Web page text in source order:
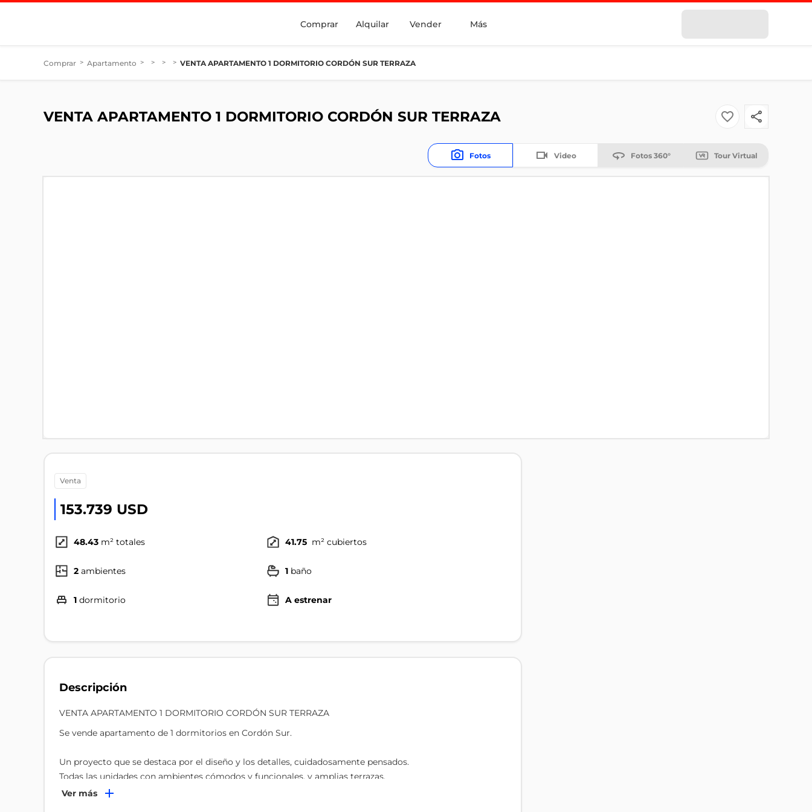
Comprar Alquilar Vender Más
Comprar > Apartamento > > > > VENTA APARTAMENTO 1 DORMITORIO CORDÓN SUR TERRAZA
VENTA APARTAMENTO 1 DORMITORIO CORDÓN SUR TERRAZA
Fotos Video Fotos 360° Tour Virtual
venta
153.739 USD
48.43 m² totales 41.75 m² cubiertos
2 ambientes 1 baño
1 dormitorio A estrenar
Descripción
VENTA APARTAMENTO 1 DORMITORIO CORDÓN SUR TERRAZA
Se vende apartamento de 1 dormitorios en Cordón Sur.
Un proyecto que se destaca por el diseño y los detalles, cuidadosamente pensados.
Todas las unidades con ambientes cómodos y funcionales, y amplias terrazas.
Ver más